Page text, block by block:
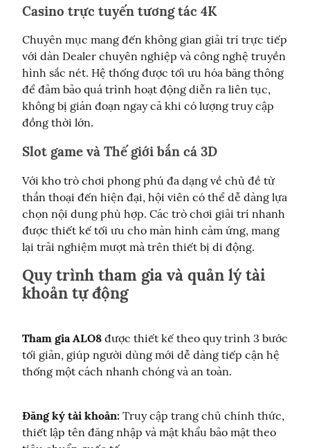
Casino trực tuyến tương tác 4K
Chuyên mục mang đến không gian giải trí trực tiếp
với dàn Dealer chuyên nghiệp và công nghệ truyền
hình sắc nét. Hệ thống được tối ưu hóa băng thông
để đảm bảo quá trình hoạt động diễn ra liên tục,
không bị gián đoạn ngay cả khi có lượng truy cập
đồng thời lớn.
Slot game và Thế giới bắn cá 3D
Với kho trò chơi phong phú đa dạng về chủ đề từ
thần thoại đến hiện đại, hội viên có thể dễ dàng lựa
chọn nội dung phù hợp. Các trò chơi giải trí nhanh
được thiết kế tối ưu cho màn hình cảm ứng, mang
lại trải nghiệm mượt mà trên thiết bị di động.
Quy trình tham gia và quản lý tài
khoản tự động
Tham gia ALO8 được thiết kế theo quy trình 3 bước
tối giản, giúp người dùng mới dễ dàng tiếp cận hệ
thống một cách nhanh chóng và an toàn.
Đăng ký tài khoản: Truy cập trang chủ chính thức,
thiết lập tên đăng nhập và mật khẩu bảo mật theo